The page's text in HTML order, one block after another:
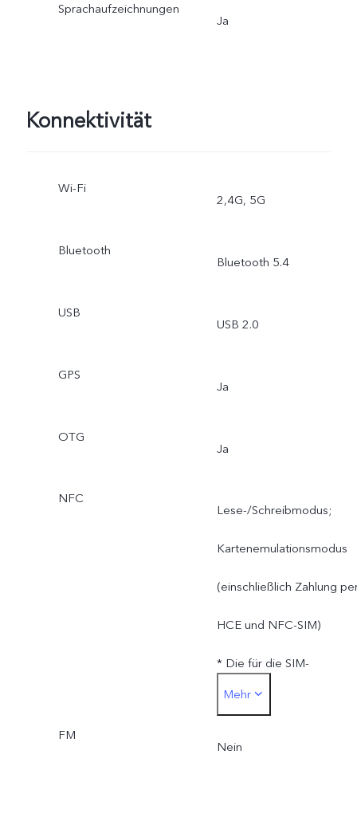
Sprachaufzeichnungen
Ja
Konnektivität
Wi-Fi
2,4G, 5G
Bluetooth
Bluetooth 5.4
USB
USB 2.0
GPS
Ja
OTG
Ja
NFC
Lese-/Schreibmodus;
Kartenemulationsmodus
(einschließlich Zahlung
HCE und NFC-SIM)
* Die für die SIM-
Kartenzahlung
SIM-Karte muss in den
Mehr
FM
Nein